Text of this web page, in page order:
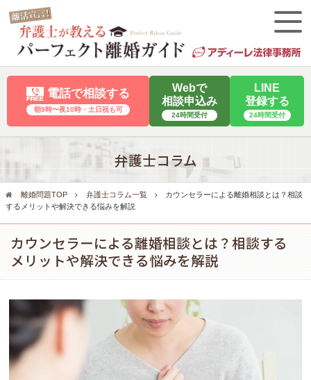
電話で相談する
朝9時〜夜10時・⼟⽇祝も可
Webで
相談申込み
24時間受付
LINE
登録する
24時間受付
弁護士コラム
離婚問題TOP 弁護士コラム一覧
カウンセラーによる離婚相談とは？相談
するメリットや解決できる悩みを解説
カウンセラーによる離婚相談とは？相談する
メリットや解決できる悩みを解説